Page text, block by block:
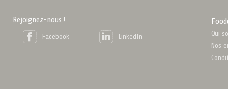
Rejoignez-nous !
Facebook LinkedIn
Qui
Nos